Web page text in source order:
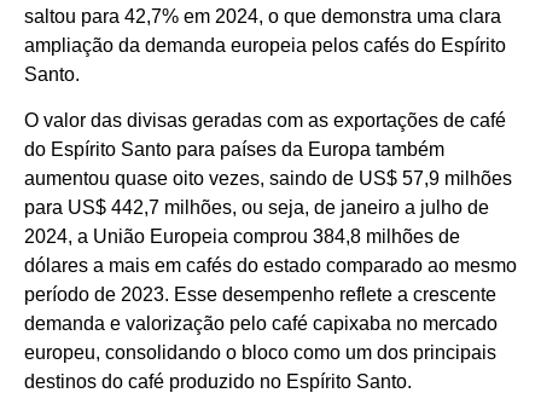
saltou para 42,7% em 2024, o que demonstra uma clara
ampliação da demanda europeia pelos cafés do Espírito
Santo.
O valor das divisas geradas com as exportações de café
do Espírito Santo para países da Europa também
aumentou quase oito vezes, saindo de US$ 57,9 milhões
para US$ 442,7 milhões, ou seja, de janeiro a julho de
2024, a União Europeia comprou 384,8 milhões de
dólares a mais em cafés do estado comparado ao mesmo
período de 2023. Esse desempenho reflete a crescente
demanda e valorização pelo café capixaba no mercado
europeu, consolidando o bloco como um dos principais
destinos do café produzido no Espírito Santo.